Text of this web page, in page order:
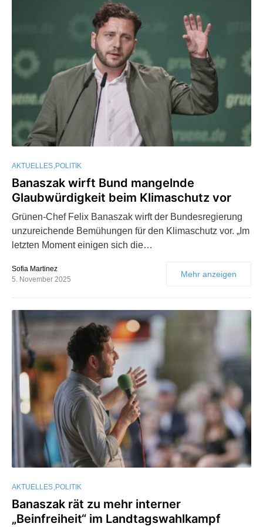
AKTUELLES POLITIK
Banaszak wirft Bund mangelnde
Glaubwürdigkeit beim Klimaschutz vor
Grünen-Chef Felix Banaszak wirft der Bundesregierung
unzureichende Bemühungen für den Klimaschutz vor. „Im
letzten Moment einigen sich die…
Sofia Martinez
5. November 2025
Mehr anzeigen
AKTUELLES POLITIK
Banaszak rät zu mehr interner
„Beinfreiheit“ im Landtagswahlkampf